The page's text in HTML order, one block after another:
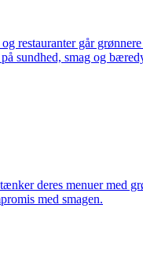
restauranter går
sundhed, smag og
deres menuer med
med smagen.